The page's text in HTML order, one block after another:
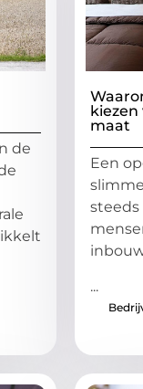
de
maat
Een
...